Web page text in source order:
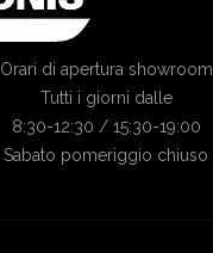
Orari di apertura showroom
Tutti i giorni dalle
8:30-12:30 / 15:30-19:00
Sabato pomeriggio chiuso